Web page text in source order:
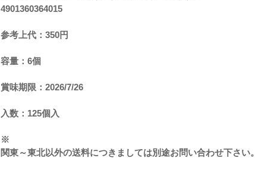
4901360364015
参考上代：350円
容量：6個
賞味期限：2026/7/26
入数：125個入
※
関東～東北以外の送料につきましては別途お問い合わせ下さい。